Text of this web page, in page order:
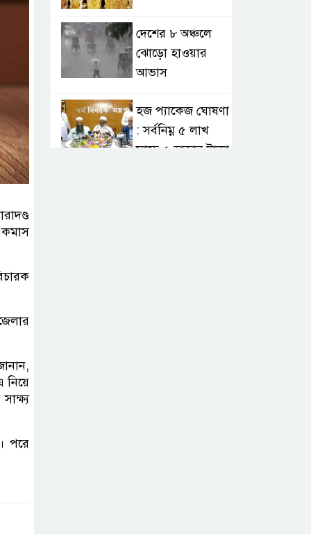
নিয়ে
পরে
দেশের ৮ অঞ্চলে
ঝোড়ো হাওয়ার
আভাস
হজ প্যাকেজ ঘোষণা
: সর্বনিম্ন ৫ লাখ
সাড়ে ৫ হাজার টাকা